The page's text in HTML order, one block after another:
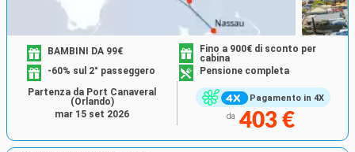
Pagamento in 4X
BAMBINI DA 99€
Fino a 900€ di sconto per
cabina
-60% sul 2° passeggero
Pensione completa
da 403 €
Partenza da Port Canaveral
(Orlando)
mar 15 set 2026